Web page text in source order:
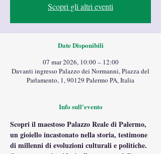
Scopri gli altri eventi
Date Disponibili
07 mar 2026, 10:00 – 12:00
Davanti ingresso Palazzo dei Normanni, Piazza del
Parlamento, 1, 90129 Palermo PA, Italia
Info sull'evento
Scopri il maestoso Palazzo Reale di Palermo,
un gioiello incastonato nella storia, testimone
di millenni di evoluzioni culturali e politiche.